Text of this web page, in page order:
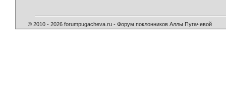
© 2010 - 2026 forumpugacheva.ru - Форум поклонников Аллы Пугачевой